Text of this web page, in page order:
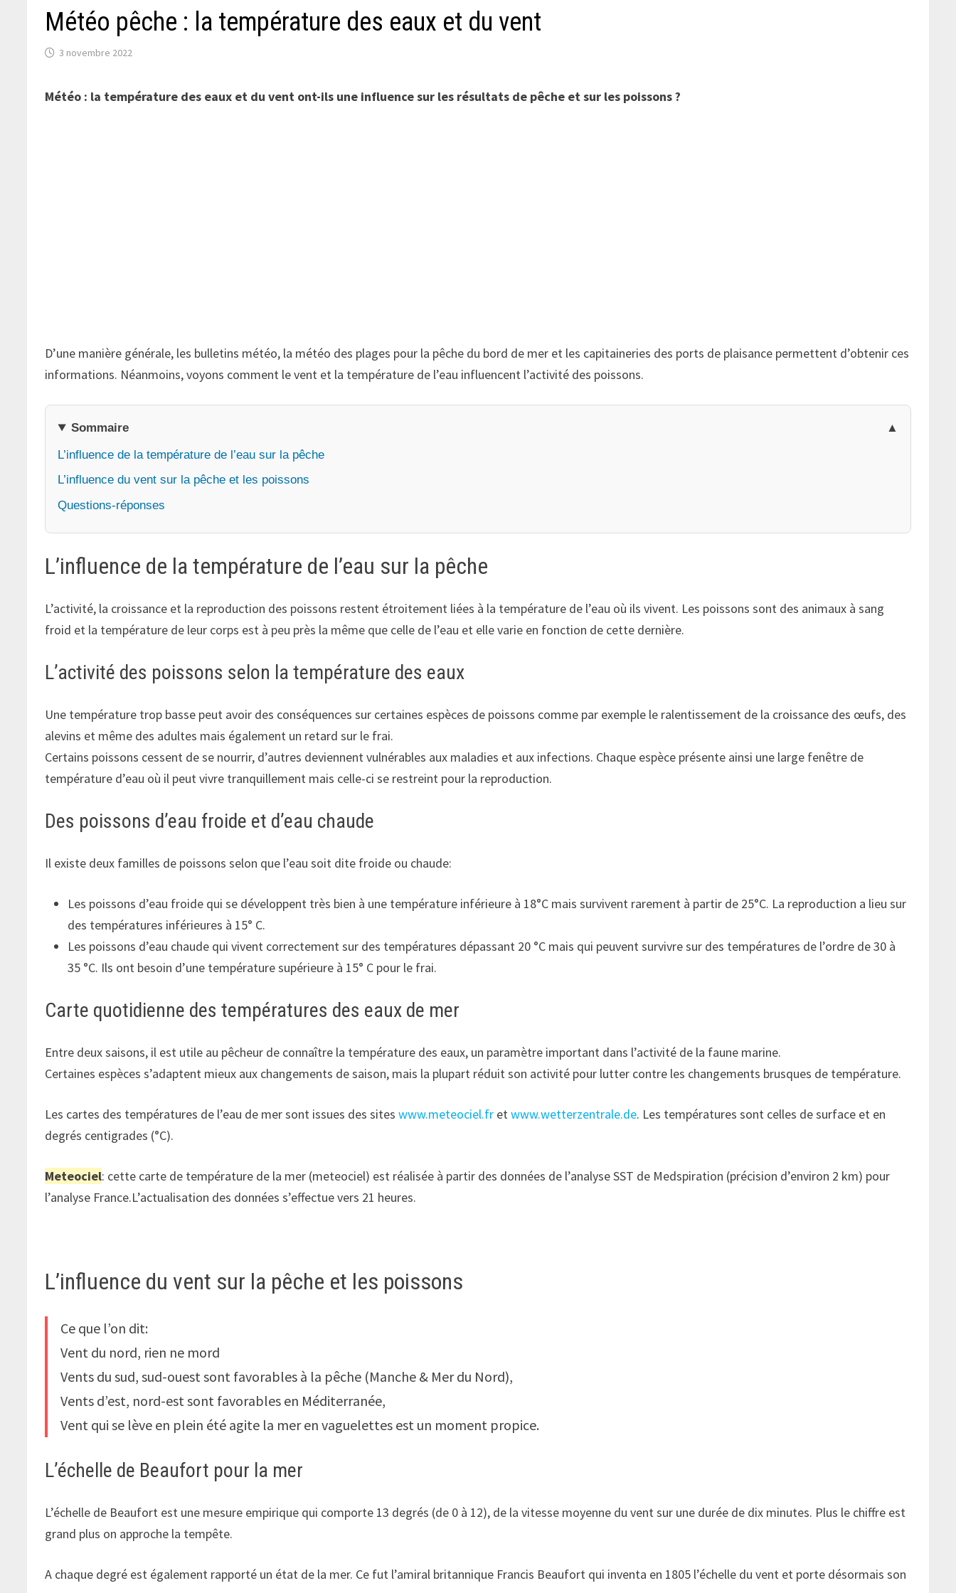
Météo pêche : la température des eaux et du vent
3 novembre 2022
Météo : la température des eaux et du vent ont-ils une influence sur les résultats de pêche et sur les poissons ?
D’une manière générale, les bulletins météo, la météo des plages pour la pêche du bord de mer et les capitaineries des ports de plaisance permettent d’obtenir ces
informations. Néanmoins, voyons comment le vent et la température de l’eau influencent l’activité des poissons.
Sommaire
L’influence de la température de l’eau sur la pêche
L’influence du vent sur la pêche et les poissons
Questions-réponses
L’influence de la température de l’eau sur la pêche
L’activité, la croissance et la reproduction des poissons restent étroitement liées à la température de l’eau où ils vivent. Les poissons sont des animaux à sang
froid et la température de leur corps est à peu près la même que celle de l’eau et elle varie en fonction de cette dernière.
L’activité des poissons selon la température des eaux
Une température trop basse peut avoir des conséquences sur certaines espèces de poissons comme par exemple le ralentissement de la croissance des œufs, des
alevins et même des adultes mais également un retard sur le frai.
Certains poissons cessent de se nourrir, d’autres deviennent vulnérables aux maladies et aux infections. Chaque espèce présente ainsi une large fenêtre de
température d’eau où il peut vivre tranquillement mais celle-ci se restreint pour la reproduction.
Des poissons d’eau froide et d’eau chaude
Il existe deux familles de poissons selon que l’eau soit dite froide ou chaude:
Les poissons d’eau froide qui se développent très bien à une température inférieure à 18°C mais survivent rarement à partir de 25°C. La reproduction a lieu sur
des températures inférieures à 15° C.
Les poissons d’eau chaude qui vivent correctement sur des températures dépassant 20 °C mais qui peuvent survivre sur des températures de l’ordre de 30 à
35 °C. Ils ont besoin d’une température supérieure à 15° C pour le frai.
Carte quotidienne des températures des eaux de mer
Entre deux saisons, il est utile au pêcheur de connaître la température des eaux, un paramètre important dans l’activité de la faune marine.
Certaines espèces s’adaptent mieux aux changements de saison, mais la plupart réduit son activité pour lutter contre les changements brusques de température.
Les cartes des températures de l’eau de mer sont issues des siteswww.meteociel.fr etwww.wetterzentrale.de. Les températures sont celles de surface et en
degrés centigrades (°C).
Meteociel: cette carte de température de la mer (meteociel) est réalisée à partir des données de l’analyse SST de Medspiration (précision d’environ 2 km) pour
l’analyse France.L’actualisation des données s’effectue vers 21 heures.
L’influence du vent sur la pêche et les poissons
Ce que l’on dit:
Vent du nord, rien ne mord
Vents du sud, sud-ouest sont favorables à la pêche (Manche & Mer du Nord),
Vents d’est, nord-est sont favorables en Méditerranée,
Vent qui se lève en plein été agite la mer en vaguelettes est un moment propice.
L’échelle de Beaufort pour la mer
L’échelle de Beaufort est une mesure empirique qui comporte 13 degrés (de 0 à 12), de la vitesse moyenne du vent sur une durée de dix minutes. Plus le chiffre est
grand plus on approche la tempête.
A chaque degré est également rapporté un état de la mer. Ce fut l’amiral britannique Francis Beaufort qui inventa en 1805 l’échelle du vent et porte désormais son